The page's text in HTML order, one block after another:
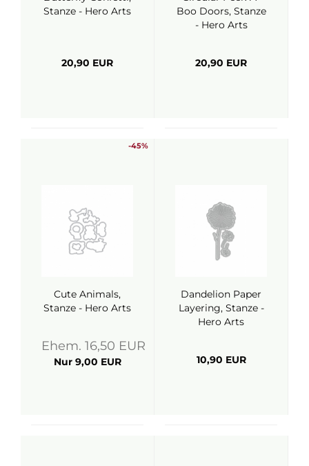
Stanze - Hero Arts
20,90 EUR
Boo Doors, Stanze
- Hero Arts
20,90 EUR
-45%
Cute Animals,
Stanze - Hero Arts
Ehem. 16,50 EUR
Nur 9,00 EUR
Dandelion Paper
Layering, Stanze -
Hero Arts
10,90 EUR